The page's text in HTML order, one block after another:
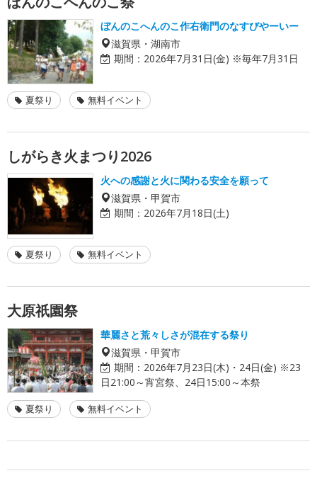
ぼんのこへんのこ作右衛門のなすびやーいー
滋賀県・湖南市
期間： 2026年7月31日(金) ※毎年7月31日
夏祭り 無料イベント
しがらき火まつり2026
火への感謝と火に関わる安全を願って
滋賀県・甲賀市
期間： 2026年7月18日(土)
夏祭り 無料イベント
大原祇園祭
華麗さと荒々しさが混在する祭り
滋賀県・甲賀市
期間： 2026年7月23日(木)・24日(金) ※23
日21:00～宵宮祭、24日15:00～本祭
夏祭り 無料イベント